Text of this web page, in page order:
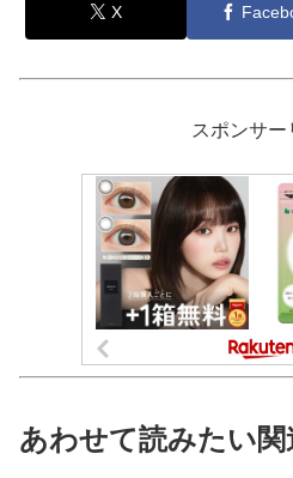
X
スポンサー
あわせて読みたい関